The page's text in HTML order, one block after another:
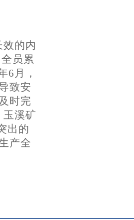
的内
员累
6 月，
致安
时完
玉溪矿
出的
产全